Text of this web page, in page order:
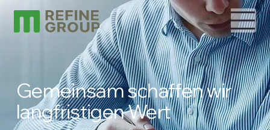
Gemeinsam schaffen wir
langfristigen Wert